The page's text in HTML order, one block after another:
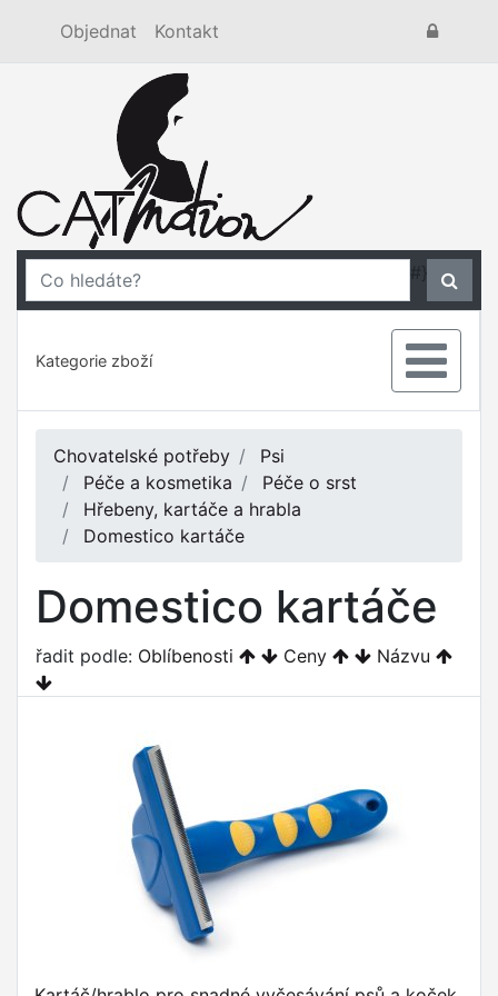
Objednat Kontakt
#}
Kategorie zboží
Chovatelské potřeby
Psi
Péče a kosmetika
Péče o srst
Hřebeny, kartáče a hrabla
Domestico kartáče
Domestico kartáče
řadit podle: Oblíbenosti Ceny Názvu